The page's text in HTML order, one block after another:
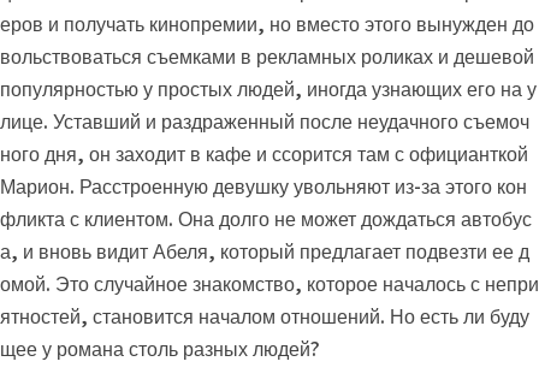
еров и получать кинопремии, но вместо этого вынужден до
вольствоваться съемками в рекламных роликах и дешевой
популярностью у простых людей, иногда узнающих его на у
лице. Уставший и раздраженный после неудачного съемоч
ного дня, он заходит в кафе и ссорится там с официанткой
Марион. Расстроенную девушку увольняют из-за этого кон
фликта с клиентом. Она долго не может дождаться автобус
а, и вновь видит Абеля, который предлагает подвезти ее д
омой. Это случайное знакомство, которое началось с непри
ятностей, становится началом отношений. Но есть ли буду
щее у романа столь разных людей?